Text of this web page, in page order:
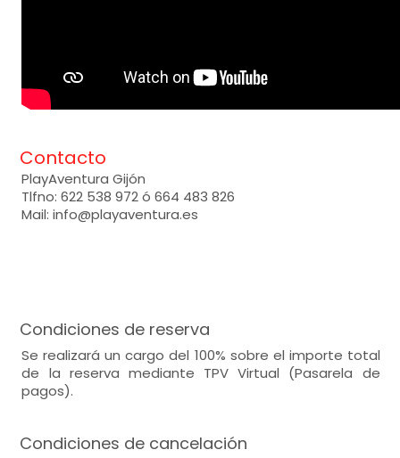
Contacto
PlayAventura Gijón
Tlfno: 622 538 972 ó 664 483 826
Mail: info@playaventura.es
Condiciones de reserva
Se realizará un cargo del 100% sobre el importe total
de la reserva mediante TPV Virtual (Pasarela de
pagos).
Condiciones de cancelación